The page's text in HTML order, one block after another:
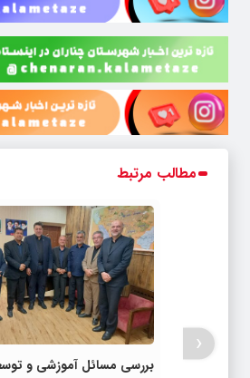
مطالب مرتبط
بررسی مسائل آموزشی و
‹